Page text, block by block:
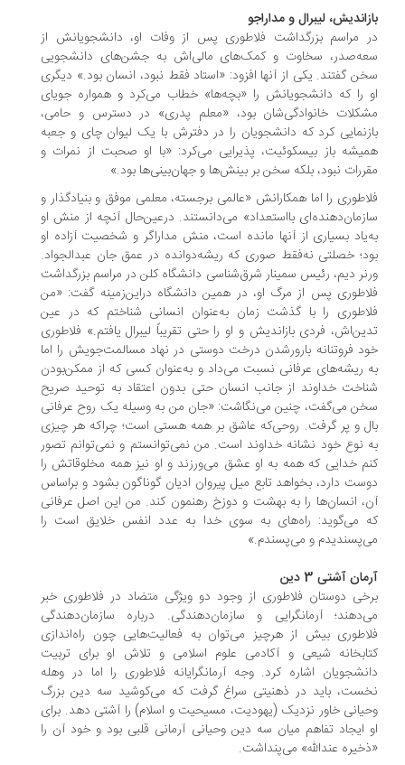
لیبرال و مداراجو
مراسم بزرگداشت فلاطوری پس از وفات او، دانشجویانش از
سخاوت و کمک‌های مالی‌اش به جشن‌های دانشجویی
گفتند. یکی از آنها افزود: «استاد فقط نبود، انسان بود.» دیگری
را که دانشجویانش را «بچه‌ها» خطاب می‌کرد و همواره جویای
خانوادگی‌شان بود، «معلم پدری» در دسترس و حامی،
کرد که دانشجویان را در دفترش با یک لیوان چای و جعبه
باز بیسکوئیت، پذیرایی می‌کرد: «با او صحبت از نمرات و
نبود، بلکه سخن بر بینش‌ها و جهان‌بینی‌ها بود.»
را اما همکارانش «عالمی برجسته، معلمی موفق و بنیادگذار و
بااستعداد» می‌دانستند. درعین‌حال آنچه از منش او
بسیاری از آنها مانده است، منش مداراگر و شخصیت آزاده او
خصلتی نه‌فقط صوری که ریشه‌دوانده در عمق جان عبدالجواد.
دیم، رئیس سمینار شرق‌شناسی دانشگاه کلن در مراسم بزرگداشت
پس از مرگ او، در همین دانشگاه دراین‌زمینه گفت: «من
را با گذشت زمان به‌عنوان انسانی شناختم که در عین
فردی بازاندیش و او را حتی تقریباً لیبرال یافتم.» فلاطوری
فروتنانه بارورشدن درخت دوستی در نهاد مسالمت‌جویش را اما
ریشه‌های عرفانی نسبت می‌داد و به‌عنوان کسی که از ممکن‌بودن
خداوند از جانب انسان حتی بدون اعتقاد به توحید صریح
می‌گفت، چنین می‌نگاشت: «جان من به وسیله یک روح عرفانی
و پر گرفت. روحی‌که عاشق بر همه هستی است؛ چراکه هر چیزی
نوع خود نشانه خداوند است. من نمی‌توانستم و نمی‌توانم تصور
خدایی که همه به او عشق می‌ورزند و او نیز همه مخلوقاتش را
دارد، بخواهد تابع میل پیروان ادیان گوناگون بشود و براساس
انسان‌ها را به بهشت و دوزخ رهنمون کند. من این اصل عرفانی
می‌گوید: راه‌های به سوی خدا به عدد انفس خلایق است را
و می‌پسندم.»
آشتی 3 دین
دوستان فلاطوری از وجود دو ویژگی متضاد در فلاطوری خبر
آرمانگرایی و سازمان‌دهندگی. درباره سازمان‌دهندگی
بیش از هرچیز می‌توان به فعالیت‌هایی چون راه‌اندازی
شیعی و آکادمی علوم اسلامی و تلاش او برای تربیت
اشاره کرد. وجه آرمانگرایانه فلاطوری را اما در وهله
باید در ذهنیتی سراغ گرفت که می‌کوشید سه دین بزرگ
خاور نزدیک (یهودیت، مسیحیت و اسلام) را آشتی دهد. برای
ایجاد تفاهم میان سه دین وحیانی آرمانی قلبی بود و خود آن را
عندالله» می‌پنداشت.